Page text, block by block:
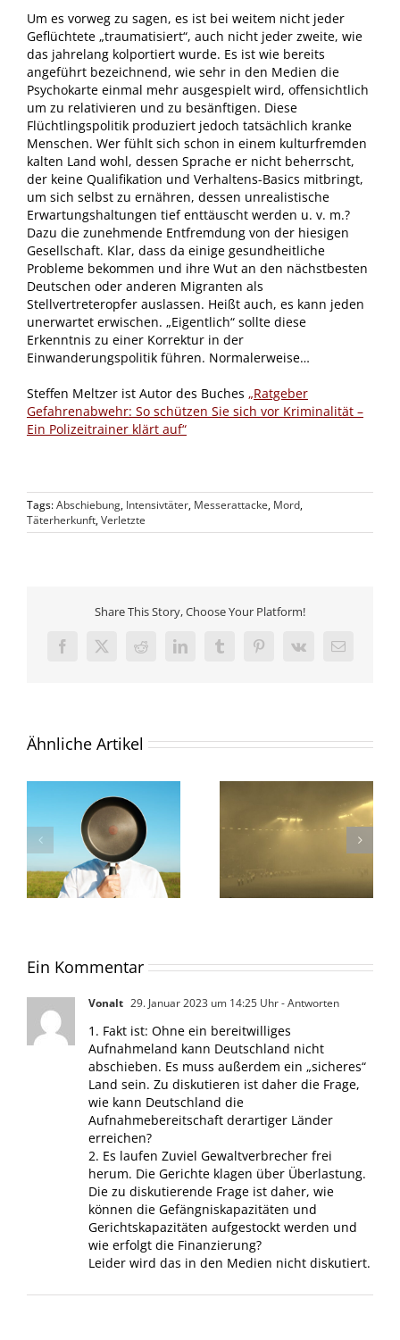
Um es vorweg zu sagen, es ist bei weitem nicht jeder
Geflüchtete „traumatisiert“, auch nicht jeder zweite, wie
das jahrelang kolportiert wurde. Es ist wie bereits
angeführt bezeichnend, wie sehr in den Medien die
Psychokarte einmal mehr ausgespielt wird, offensichtlich
um zu relativieren und zu besänftigen. Diese
Flüchtlingspolitik produziert jedoch tatsächlich kranke
Menschen. Wer fühlt sich schon in einem kulturfremden
kalten Land wohl, dessen Sprache er nicht beherrscht,
der keine Qualifikation und Verhaltens-Basics mitbringt,
um sich selbst zu ernähren, dessen unrealistische
Erwartungshaltungen tief enttäuscht werden u. v. m.?
Dazu die zunehmende Entfremdung von der hiesigen
Gesellschaft. Klar, dass da einige gesundheitliche
Probleme bekommen und ihre Wut an den nächstbesten
Deutschen oder anderen Migranten als
Stellvertreteropfer auslassen. Heißt auch, es kann jeden
unerwartet erwischen. „Eigentlich“ sollte diese
Erkenntnis zu einer Korrektur in der
Einwanderungspolitik führen. Normalerweise…
Steffen Meltzer ist Autor des Buches „Ratgeber
Gefahrenabwehr: So schützen Sie sich vor Kriminalität –
Ein Polizeitrainer klärt auf“
Tags:Abschiebung, Intensivtäter, Messerattacke, Mord,
Täterherkunft,Verletzte
Share This Story, Choose Your Platform!
Facebook
X RedditLinkedInTumblrPinterest
Vk
E-
Ähnliche Artikel
Ein Kommentar
Vonalt 29. Januar 2023 um 14:25 Uhr- Antworten
1. Fakt ist: Ohne ein bereitwilliges
Aufnahmeland kann Deutschland nicht
abschieben. Es muss außerdem ein „sicheres“
Land sein. Zu diskutieren ist daher die Frage,
wie kann Deutschland die
Aufnahmebereitschaft derartiger Länder
erreichen?
2. Es laufen Zuviel Gewaltverbrecher frei
herum. Die Gerichte klagen über Überlastung.
Die zu diskutierende Frage ist daher, wie
können die Gefängniskapazitäten und
Gerichtskapazitäten aufgestockt werden und
wie erfolgt die Finanzierung?
Leider wird das in den Medien nicht diskutiert.